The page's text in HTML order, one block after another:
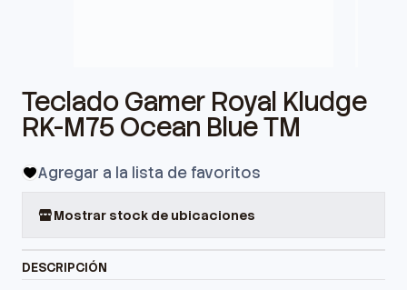
Teclado Gamer Royal Kludge
RK-M75 Ocean Blue TM
Agregar a la lista de favoritos
Mostrar stock de ubicaciones
DESCRIPCIÓN